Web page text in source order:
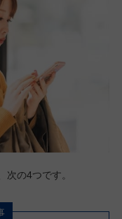
の4つです。